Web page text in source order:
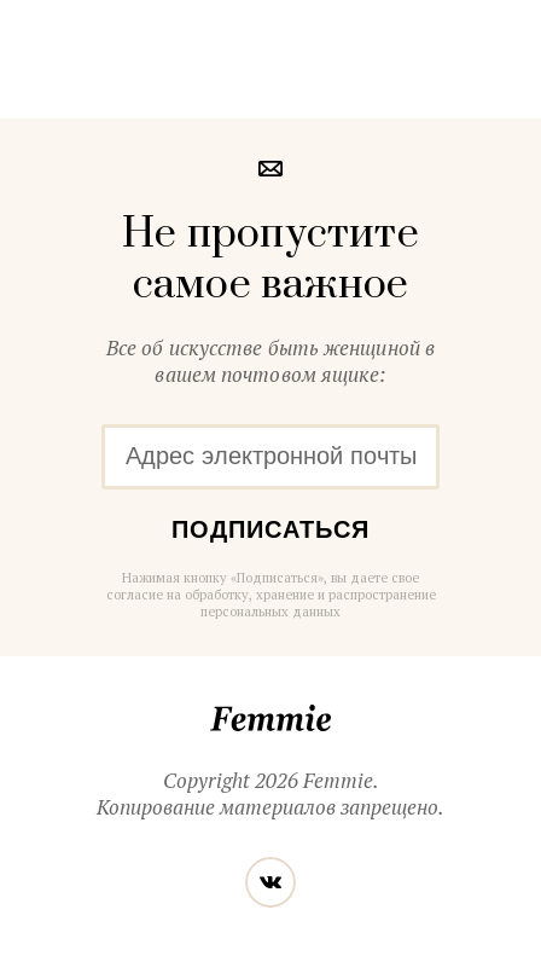
Не пропустите
самое важное
Все об искусстве быть женщиной в
вашем почтовом ящике:
ПОДПИСАТЬСЯ
Нажимая кнопку «Подписаться», вы даете свое
согласие на обработку, хранение и распространение
персональных данных
Copyright 2026 Femmie.
Копирование материалов запрещено.
Читайте
нас
в социальных